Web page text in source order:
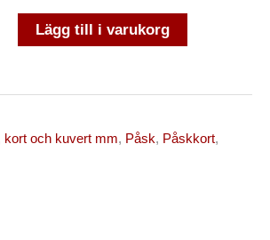
Lägg till i varukorg
kort och kuvert mm, Påsk, Påskkort,